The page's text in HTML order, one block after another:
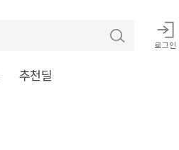
로그인
추천딜